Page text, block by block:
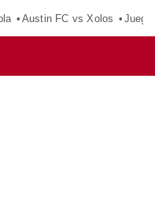
Austin FC vs Xolos